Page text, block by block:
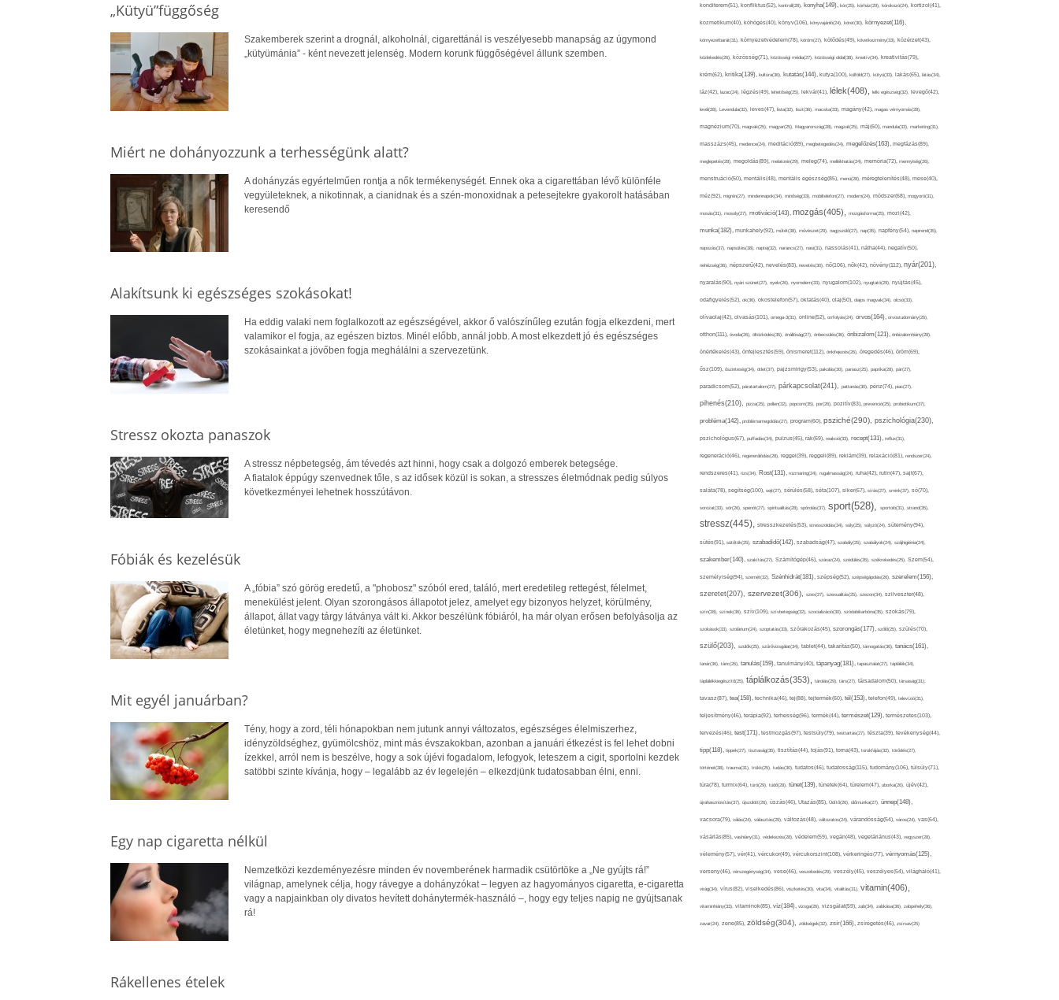
„Kütyü”függőség
Szakemberek szerint a drognál, alkoholnál, cigarettánál is veszélyesebb manapság az úgymond
„kütyümánia” - ként nevezett jelenség. Modern korunk függőségével állunk szemben.
Miért ne dohányozzunk a terhességünk alatt?
A dohányzás egyértelműen rontja a nők termékenységét. Ennek oka a cigarettában lévő különféle
vegyületeknek, a nikotinnak, a cianidnak és a szén-monoxidnak a petesejtekre gyakorolt hatásában
keresendő
Alakítsunk ki egészséges szokásokat!
Ha eddig valaki nem foglalkozott az egészségével, akkor ő valószínűleg ezután fogja elkezdeni, mert
valamikor el fogja, az egészen biztos. Minél előbb, annál jobb. A most elkezdett jó és egészséges
szokásainkat a jövőben fogja meghálálni a szervezetünk.
Stressz okozta panaszok
A stressz népbetegség, ám tévedés azt hinni, hogy csak a dolgozó emberek betegsége.
A fiatalok éppúgy szenvednek tőle, s az idősek közül is sokan, a stresszes életmódnak pedig súlyos
következményei lehetnek hosszútávon.
Fóbiák és kezelésük
A „fóbia” szó görög eredetű, a "phobosz" szóból ered, találó, mert eredetileg rettegést, félelmet,
menekülést jelent. Olyan szorongásos állapotot jelez, amelyet egy bizonyos helyzet, körülmény,
állapot, állat vagy tárgy látványa vált ki. Akkor beszélünk fóbiáról, ha már olyan erősen befolyásolja az
életünket, hogy megnehezíti az életünket.
Mit egyél januárban?
Tény, hogy a zord, téli hónapokban nem jutunk annyi változatos, egészséges élelmiszerhez,
idényzöldséghez, gyümölcshöz, mint más évszakokban, azonban a januári étkezést is fel lehet dobni
ízekkel, arról nem is beszélve, hogy a sok újévi fogadalom, lefogyok, leteszem a cigit, sportolni kezdek
satöbbi szinte kívánja, hogy – legalább az év legelején – elkezdjünk tudatosabban élni, enni.
Egy nap cigaretta nélkül
Nemzetközi kezdeményezésre minden év novemberének harmadik csütörtöke a „Ne gyújts rá!”
világnap, amelynek célja, hogy rávegye a dohányzókat – legyen az hagyományos cigaretta, e-cigaretta
vagy a napjainkban oly divatos hevített dohánytermék-használó –, hogy egy teljes napig ne gyújtsanak
rá!
Rákellenes ételek
konditerem(51), konfliktus(52), kontroll(28), konyha(149), kór(25), kórház(29), kórokozó(24), kortizol(41),
kozmetikum(40), köhögés(40), könyv(106), könyvajánló(24), köret(30), környezet(116),
környezetbarát(31), környezetvédelem(78), köröm(27), kötődés(49), következmény(33), közérzet(43),
közlekedés(26), közösség(71), közösségi média(27), közösségi oldal(38), kreatív(34), kreativitás(79),
krém(62), kritika(139), kultúra(36), kutatás(144), kutya(100), külföld(27), kütyü(33), lakás(65), látás(34),
láz(42), lazac(24), légzés(49), lehetőség(25), lekvár(41), lélek(408), lelki egészség(32), levegő(42),
levél(28), Levendula(32), leves(47), lista(32), liszt(36), macska(33), magány(42), magas vérnyomás(28),
magnézium(70), magvak(25), magyar(25), Magyarország(28), magzat(25), máj(60), mandula(33), marketing(31),
masszázs(45), medence(24), meditáció(89), megbetegedés(24), megelőzés(163), megfázás(89),
meglepetés(28), megoldás(89), melatonin(29), meleg(74), mellékhatás(24), memória(72), mennyiség(26),
menstruáció(50), mentális(48), mentális egészség(85), menü(28), méregtelenítés(48), mese(40),
méz(92), migrén(27), mindennapok(34), minőség(33), mobiltelefon(27), modern(24), módszer(68), mogyoró(31),
mosás(31), mosoly(27), motiváció(143), mozgás(405), mozgásforma(25), mozi(42),
munka(182), munkahely(92), műtét(38), művészet(29), nagyszülő(27), nap(35), napfény(54), napirend(35),
napozás(37), napsütés(38), naptej(32), narancs(27), nasi(31), nassolás(41), nátha(44), negatív(50),
nehézség(36), népszerű(42), nevelés(83), nevetés(30), nő(106), nők(42), növény(112), nyár(201),
nyaralás(90), nyári szünet(27), nyelv(26), nyomelem(33), nyugalom(102), nyugtató(29), nyújtás(45),
odafigyelés(52), ok(36), okostelefon(57), oktatás(40), olaj(50), olajos magvak(34), olcsó(33),
olívaolaj(42), olvasás(101), omega-3(31), online(52), orrfolyás(24), orvos(164), orvostudomány(26),
otthon(111), óvoda(26), öltözködés(35), önállóság(27), önbecsülés(36), önbizalom(121), önbizalomhiány(28),
önértékelés(43), önfejlesztés(59), önismeret(112), önkifejezés(26), öregedés(46), öröm(69),
ősz(109), őszinteség(34), ötlet(37), pajzsmirigy(53), pakolás(30), panasz(25), paprika(28), pár(27),
paradicsom(52), páratartalom(27), párkapcsolat(241), pattanás(30), pénz(74), piac(27),
pihenés(210), pizza(25), pollen(32), popcorn(35), por(26), pozitív(83), prevenció(25), probiotikum(37),
probléma(142), problémamegoldás(27), program(60), psziché(290), pszichológia(230),
pszichológus(67), puffadás(34), pulzus(45), rák(69), reakció(33), recept(131), reflux(31),
regeneráció(46), regenerálódás(28), reggel(39), reggeli(89), reklám(39), relaxáció(81), rendszer(24),
rendszeres(41), rizs(34), Rost(131), rozmaring(24), rugalmasság(24), ruha(42), rutin(47), sajt(67),
saláta(78), segítség(100), sejt(27), sérülés(58), séta(107), siker(67), sírás(27), smink(37), só(70),
sorozat(33), sör(26), spenót(27), spiritualitás(28), spórolás(37), sport(528), sportoló(31), strand(35),
stressz(445), stresszkezelés(53), stresszoldás(34), súly(25), súlyzó(24), sütemény(94),
sütés(91), sütőtök(25), szabadidő(142), szabadság(47), szabály(25), szabályok(24), szájhigiénia(24),
szakember(140), szakítás(27), Számítógép(46), száraz(24), szédülés(35), székrekedés(25), Szem(54),
személyiség(94), szemét(32), Szénhidrát(181), szépség(52), szépségápolás(26), szerelem(156),
szeretet(207), szervezet(306), szex(27), szexualitás(25), szezon(34), szilveszter(48),
szín(28), színek(36), szív(109), szívbetegség(32), szocializáció(30), szódabikarbóna(35), szokás(79),
szokások(33), szolárium(24), szoptatás(33), szórakozás(45), szorongás(177), szőlő(25), szülés(70),
szülő(203), szülők(25), szűrővizsgálat(34), tablet(44), takarítás(50), támogatás(36), tanács(161),
tanár(36), tánc(26), tanulás(159), tanulmány(40), tápanyag(181), tapasztalat(27), táplálék(34),
táplálékkiegészítő(25), táplálkozás(353), tárolás(29), társ(27), társadalom(50), társaság(31),
tavasz(87), tea(158), technika(46), tej(88), tejtermék(60), tél(153), telefon(49), televízió(31),
teljesítmény(46), terápia(92), terhesség(96), termék(44), természet(129), természetes(103),
tervezés(46), test(171), testmozgás(97), testsúly(79), testtartás(27), tészta(39), tevékenység(44),
tipp(118), tippek(27), tisztaság(35), tisztítás(44), tojás(91), torna(43), torokfájás(32), törődés(27),
történet(38), trauma(31), trükk(25), tudás(30), tudatos(46), tudatosság(115), tudomány(106), túlsúly(71),
túra(78), turmix(64), túró(29), tüdő(28), tünet(139), tünetek(64), türelem(47), uborka(26), újév(42),
újrahasznosítás(37), újszülött(26), úszás(46), Utazás(85), Üdítő(26), ülőmunka(27), ünnep(148),
vacsora(79), válás(24), választás(29), változás(48), változatos(24), várandósság(54), város(24), vas(64),
vásárlás(85), vashiány(31), védekezés(28), védelem(59), vegán(48), vegetáriánus(43), vegyszer(28),
vélemény(57), vér(41), vércukor(49), vércukorszint(108), vérkeringés(77), vérnyomás(125),
verseny(46), vérszegénység(34), vese(46), veszekedés(29), veszély(45), veszélyes(54), világháló(41),
virág(34), vírus(82), viselkedés(86), viszketés(30), vita(34), vitalitás(31), vitamin(406),
vitaminhiány(33), vitaminok(85), víz(184), vizsga(26), vizsgálat(59), zab(34), zabkása(36), zabpehely(36),
zavar(24), zene(85), zöldség(304), zöldségek(32), zsír(166), zsírégetés(46), zsírsav(25)